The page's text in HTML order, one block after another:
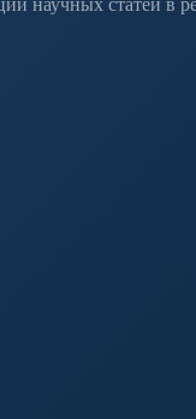
научных статей в